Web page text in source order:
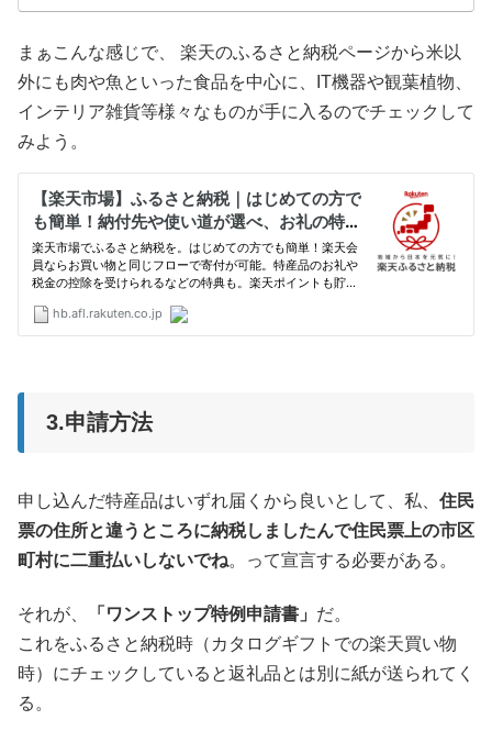
まぁこんな感じで、 楽天のふるさと納税ページから米以
外にも肉や魚といった食品を中心に、IT機器や観葉植物、
インテリア雑貨等様々なものが手に入るのでチェックして
みよう。
3.申請方法
申し込んだ特産品はいずれ届くから良いとして、私、 住民
票の住所と違うところに納税しましたんで住民票上の市区
町村に二重払いしないでね。って宣言する必要がある。
それが、 「ワンストップ特例申請書」 だ。
これをふるさと納税時（カタログギフトでの楽天買い物
時）にチェックしていると返礼品とは別に紙が送られてく
る。